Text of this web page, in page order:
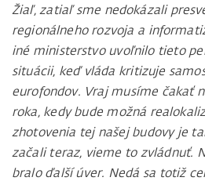
Žiaľ, zatiaľ sme nedokázali
regionálneho rozvoja a
iné ministerstvo uvoľnilo tieto
situácii, keď vláda kritizuje
eurofondov. Vraj musíme čakať
roka, kedy bude možná
zhotovenia tej našej budovy je
začali teraz, vieme to zvládnuť.
bralo ďalší úver. Nedá sa totiž